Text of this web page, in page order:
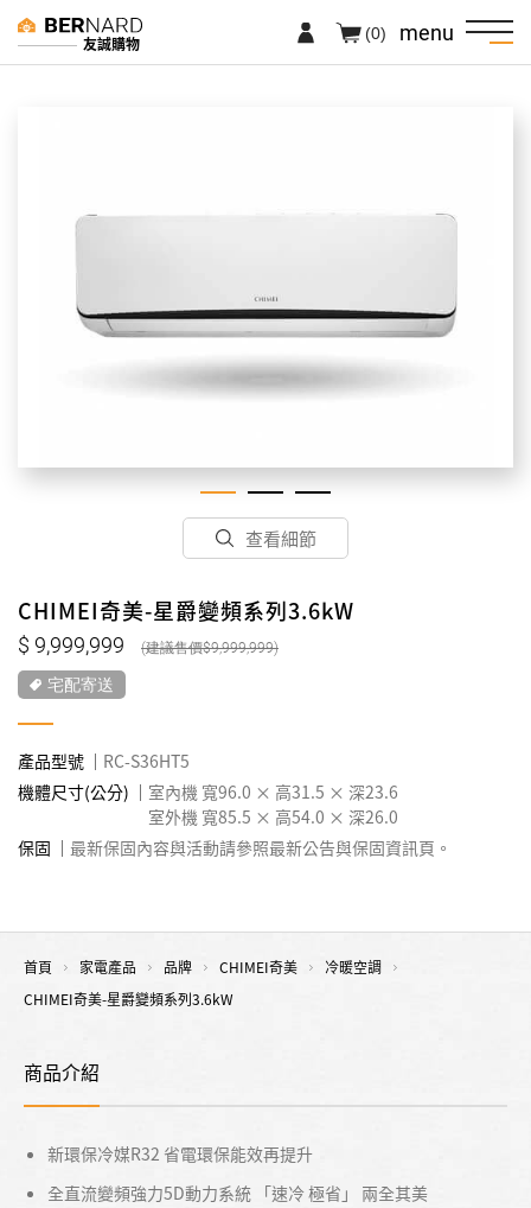
友誠購物 menu
(0)
查看細節
CHIMEI奇美-星爵變頻系列3.6kW
9,999,999 9,999,999
宅配寄送
產品型號
RC-S36HT5
機體尺寸(公分)
室內機 寬96.0 × 高31.5 × 深23.6
室外機 寬85.5 × 高54.0 × 深26.0
保固
最新保固內容與活動請參照最新公告與保固資訊頁。
首頁 家電產品 品牌 CHIMEI奇美
冷暖空調
CHIMEI奇美-星爵變頻系列3.6kW
商品介紹
新環保冷媒R32 省電環保能效再提升
全直流變頻強力5D動力系統 「速冷 極省」 兩全其美